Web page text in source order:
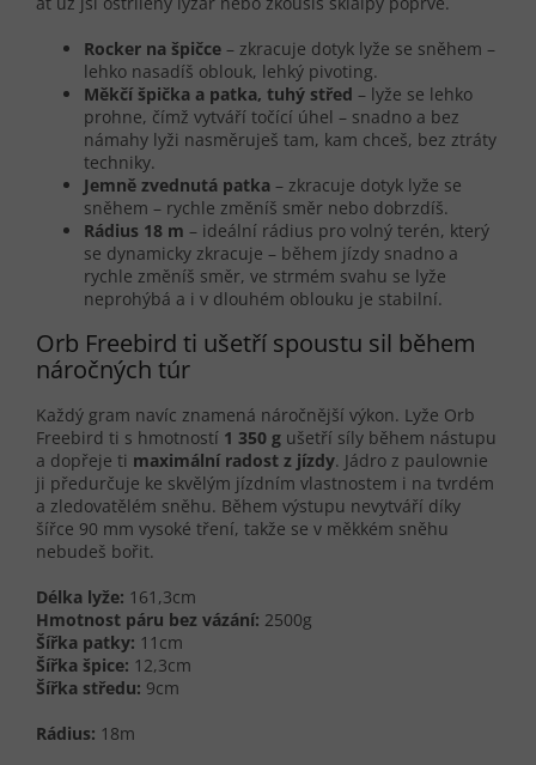
Rocker na špičce – zkracuje dotyk lyže se sněhem –
lehko nasadíš oblouk, lehký pivoting.
Měkčí špička a patka, tuhý střed – lyže se lehko
prohne, čímž vytváří točící úhel – snadno a bez
námahy lyži nasměruješ tam, kam chceš, bez ztráty
techniky.
Jemně zvednutá patka – zkracuje dotyk lyže se
sněhem – rychle změníš směr nebo dobrzdíš.
Rádius 18 m – ideální rádius pro volný terén, který
se dynamicky zkracuje – během jízdy snadno a
rychle změníš směr, ve strmém svahu se lyže
neprohýbá a i v dlouhém oblouku je stabilní.
Orb Freebird ti ušetří spoustu sil během
náročných túr
Každý gram navíc znamená náročnější výkon. Lyže Orb
Freebird ti s hmotností 1 350 g ušetří síly během nástupu
a dopřeje ti maximální radost z jízdy. Jádro z paulownie
ji předurčuje ke skvělým jízdním vlastnostem i na tvrdém
a zledovatělém sněhu. Během výstupu nevytváří díky
šířce 90 mm vysoké tření, takže se v měkkém sněhu
nebudeš bořit.
Délka lyže: 161,3cm
Hmotnost páru bez vázání: 2500g
Šířka patky: 11cm
Šířka špice: 12,3cm
Šířka středu: 9cm
Rádius: 18m